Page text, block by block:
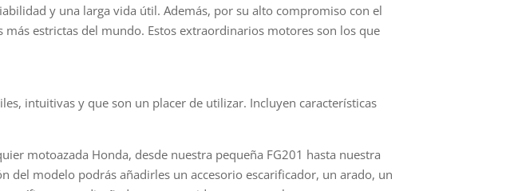
y una larga vida útil. Además, por su alto compromiso con el
estrictas del mundo. Estos extraordinarios motores son los que
intuitivas y que son un placer de utilizar. Incluyen características
motoazada Honda, desde nuestra pequeña FG201 hasta nuestra
modelo podrás añadirles un accesorio escarificador, un arado, un